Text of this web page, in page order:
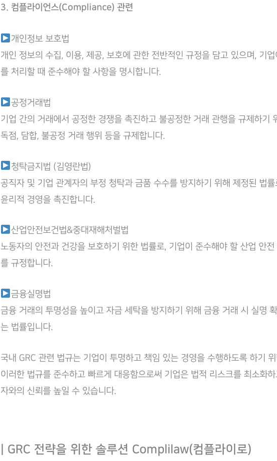
3. 컴플라이언스(Compliance) 관련
개인정보 보호법
개인 정보의 수집, 이용, 제공, 보호에 관한 전반적인 규정을 담고 있으며, 기
를 처리할 때 준수해야 할 사항을 명시합니다.
공정거래법
기업 간의 거래에서 공정한 경쟁을 촉진하고 불공정한 거래 관행을 규제하기
독점, 담합, 불공정 거래 행위 등을 규제합니다.
청탁금지법 (김영란법)
공직자 및 기업 관계자의 부정 청탁과 금품 수수를 방지하기 위해 제정된 법률
윤리적 경영을 촉진합니다.
산업안전보건법&중대재해처벌법
노동자의 안전과 건강을 보호하기 위한 법률로, 기업이 준수해야 할 산업 안
를 규정합니다.
금융실명법
금융 거래의 투명성을 높이고 자금 세탁을 방지하기 위해 금융 거래 시 실명
는 법률입니다.
국내 GRC 관련 법규는 기업이 투명하고 책임 있는 경영을 수행하도록 하기
이러한 법규를 준수하고 빠르게 대응함으로써 기업은 법적 리스크를 최소화하
자와의 신뢰를 높일 수 있습니다.
| GRC 전략을 위한 솔루션 Complilaw(컴플라이로)